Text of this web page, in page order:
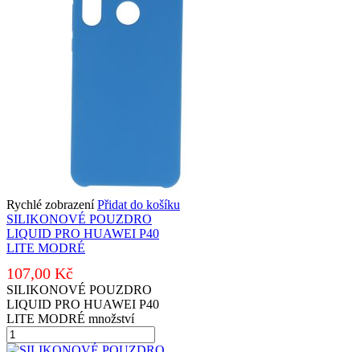
Rychlé zobrazení Přidat do košíku
SILIKONOVÉ POUZDRO
LIQUID PRO HUAWEI P40
LITE MODRÉ
107,00 Kč
SILIKONOVÉ POUZDRO
LIQUID PRO HUAWEI P40
LITE MODRÉ množství